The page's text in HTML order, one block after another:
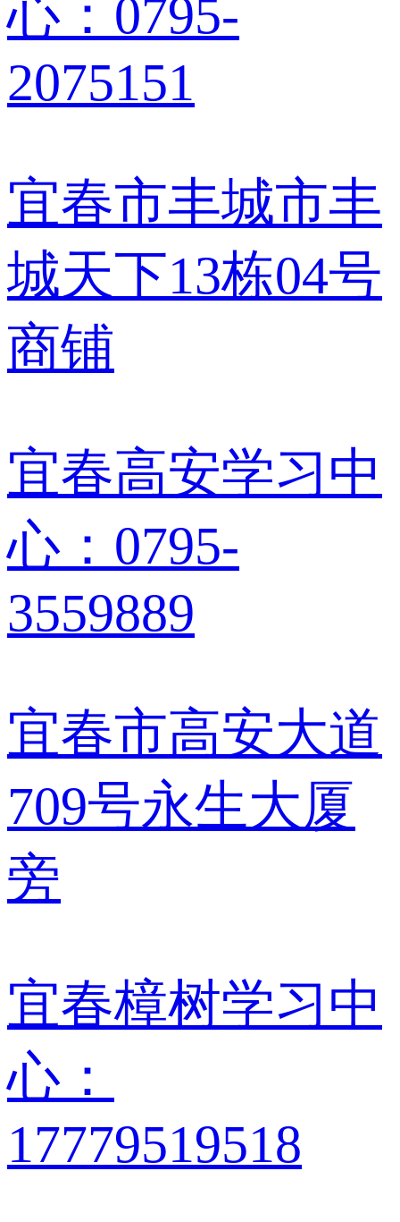
心：0795-
2075151
宜春市丰城市丰
城天下13栋04号
商铺
宜春高安学习中
心：0795-
3559889
宜春市高安大道
709号永生大厦
旁
宜春樟树学习中
心：
17779519518